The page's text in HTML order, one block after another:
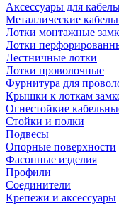
Аксессуары для
Металлические
Лотки монтажные
Лотки
Лестничные лотки
Лотки проволочные
Фурнитура для
Крышки к лоткам
Огнестойкие
Стойки и полки
Подвесы
Опорные поверхности
Фасонные изделия
Профили
Соединители
Крепежи и аксессуары